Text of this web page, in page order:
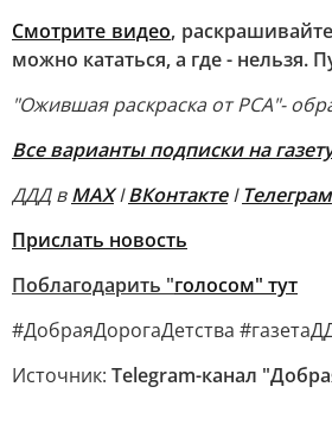
Смотрите видео,
можно кататься, а где - нельзя.
"Ожившая раскраска от РСА"-
Все варианты подписки на
ДДД вMAXIВКонтакте IТелеграм
Прислать новость
Поблагодарить "голосом" тут
#ДобраяДорогаДетства
Источник: Telegram-канал